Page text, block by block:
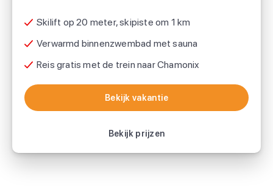
Skilift op 20 meter, skipiste om 1 km
Verwarmd binnenzwembad met sauna
Reis gratis met de trein naar Chamonix
Bekijk vakantie
Bekijk prijzen
Bekijk vakantie